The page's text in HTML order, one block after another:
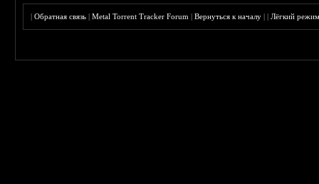
|Обратная связь |Metal Torrent Tracker Forum |Вернуться к началу ||Лёгкий